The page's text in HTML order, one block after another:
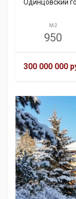
Одинцовский
М2
950
300 000 000